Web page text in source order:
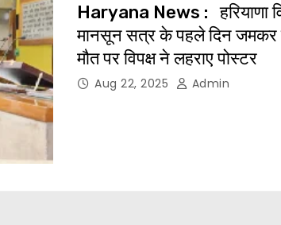
Haryana News : हरियाणा
मानसून सत्र के पहले दिन जमकर
मौत पर विपक्ष ने लहराए पोस्टर
Aug 22, 2025 Admin